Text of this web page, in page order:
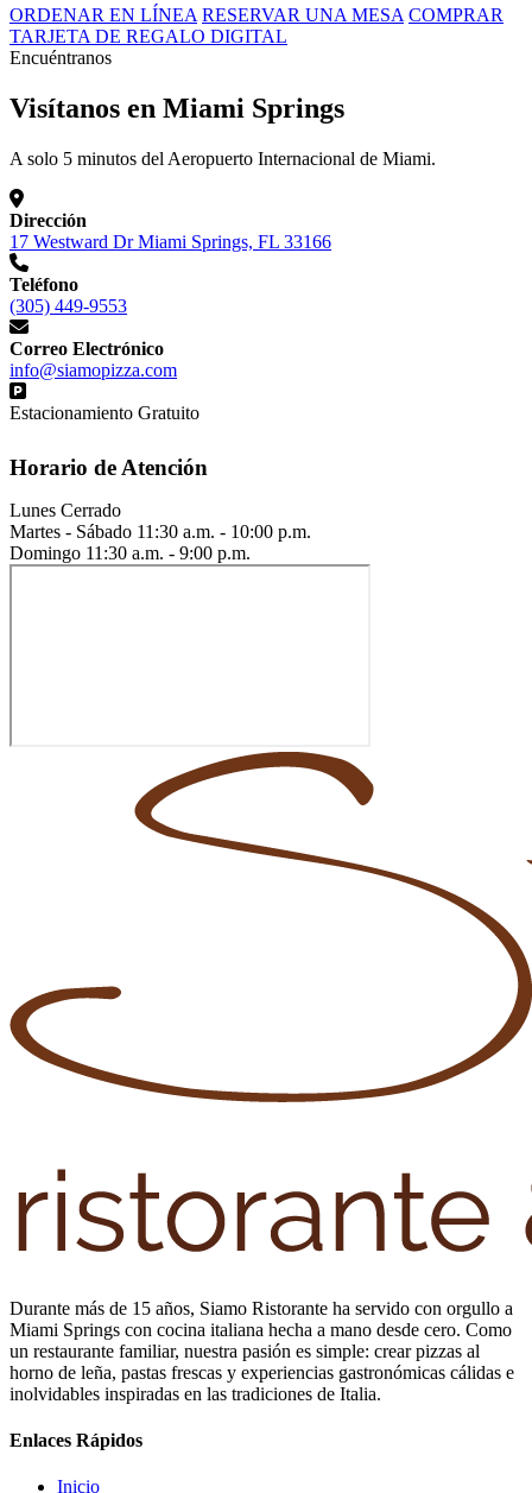
ORDENAR EN LÍNEA RESERVAR UNA MESA COMPRAR
TARJETA DE REGALO DIGITAL
Encuéntranos
Visítanos en Miami Springs
A solo 5 minutos del Aeropuerto Internacional de Miami.
Dirección
17 Westward Dr Miami Springs, FL 33166
Teléfono
(305) 449-9553
Correo Electrónico
info@siamopizza.com
Estacionamiento Gratuito
Horario de Atención
Lunes Cerrado
Martes - Sábado 11:30 a.m. - 10:00 p.m.
Domingo 11:30 a.m. - 9:00 p.m.
Durante más de 15 años, Siamo Ristorante ha servido con orgullo a
Miami Springs con cocina italiana hecha a mano desde cero. Como
un restaurante familiar, nuestra pasión es simple: crear pizzas al
horno de leña, pastas frescas y experiencias gastronómicas cálidas e
inolvidables inspiradas en las tradiciones de Italia.
Enlaces Rápidos
Inicio